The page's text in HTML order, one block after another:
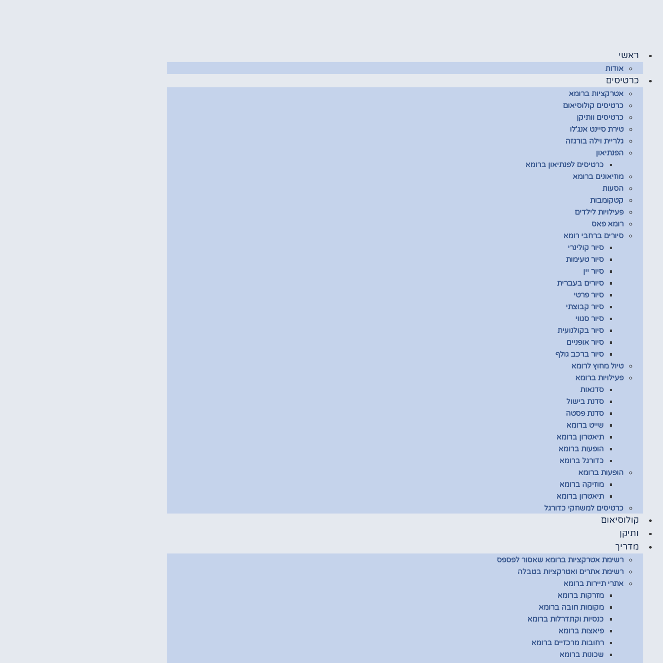
ראשי
אודות
כרטיסים
אטרקציות ברומא
כרטיסים קולוסיאום
כרטיסים וותיקן
טירת סיינט אנג'לו
גלריית וילה בורגזה
הפנתיאון
כרטיסים לפנתיאון ברומא
מוזיאונים ברומא
הסעות
קטקומבות
פעילויות לילדים
רומא פאס
סיורים ברחבי רומא
סיור קולינרי
סיור טעימות
סיור יין
סיורים בעברית
סיור פרטי
סיור קבוצתי
סיור סגווי
סיור בקולנועית
סיור אופניים
סיור ברכב גולף
טיול מחוץ לרומא
פעילויות ברומא
סדנאות
סדנת בישול
סדנת פסטה
שייט ברומא
תיאטרון ברומא
הופעות ברומא
כדורגל ברומא
הופעות ברומא
מוזיקה ברומא
תיאטרון ברומא
כרטיסים למשחקי כדורגל
קולוסיאום
ותיקן
מדריך
רשימת אטרקציות ברומא שאסור לפספס
רשימת אתרים ואטרקציות בטבלה
אתרי תיירות ברומא
מזרקות ברומא
מקומות חובה ברומא
כנסיות וקתדרלות ברומא
פיאצות ברומא
רחובות מרכזיים ברומא
שכונות ברומא